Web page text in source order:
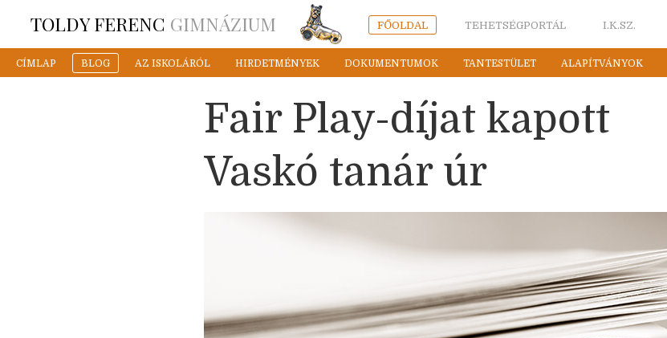
TOLDY FERENC GIMNÁZIUM FŐOLDAL TEHETSÉGPORTÁL I.K.SZ.
CÍMLAP BLOG AZ ISKOLÁRÓL HIRDETMÉNYEK DOKUMENTUMOK TANTESTÜLET ALAPÍTVÁNYOK
Fair Play-díjat kapott
Vaskó tanár úr